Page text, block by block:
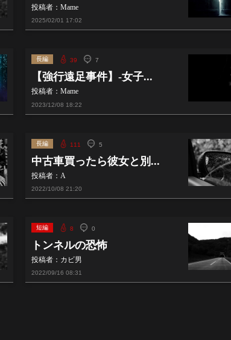
投稿者：Mame
2025/02/01 17:02
長編 39 7
【強行遠足事件】-女子...
投稿者：Mame
2023/12/08 18:22
長編 111 5
中古車買ったら彼女と別...
投稿者：A
2022/10/08 21:20
短編 8 0
トンネルの恐怖
投稿者：カビ男
2022/09/16 08:31